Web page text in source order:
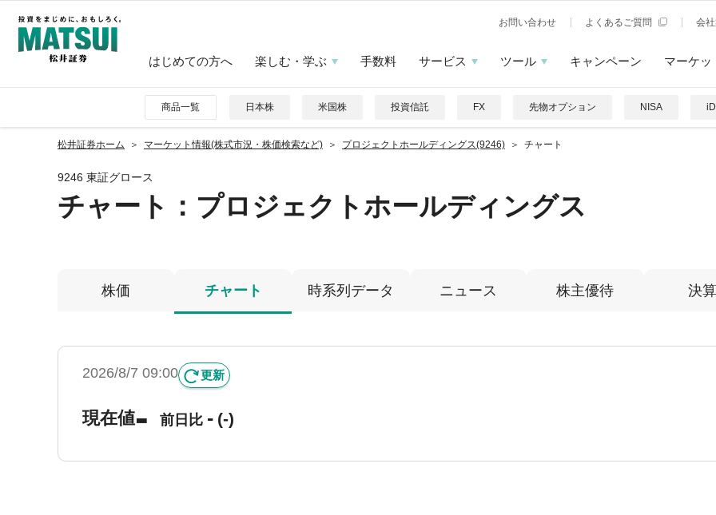
お問い合わせ よくあるご質問 会
はじめての方へ 楽しむ・学ぶ 手数料 サービス ツール キャンペーン マーケッ
商品一覧 日本株 米国株 投資信託 FX 先物オプション NISA
松井証券ホーム マーケット情報(株式市況・株価検索など) プロジェクトホールディングス(9246) チャート
9246 東証グロース
チャート： プロジェクトホールディングス
株価 チャート 時系列データ ニュース 株主優待 決算
2026/8/7 09:00 更新
現在値- 前日比 - (-)